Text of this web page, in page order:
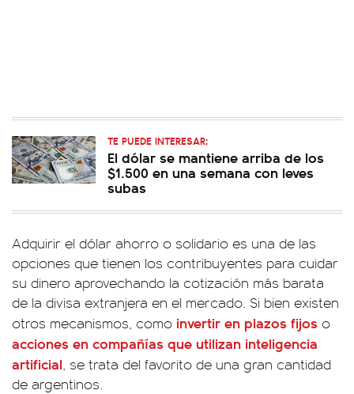
TE PUEDE INTERESAR:
El dólar se mantiene arriba de los
$1.500 en una semana con leves
subas
Adquirir el dólar ahorro o solidario es una de las
opciones que tienen los contribuyentes para cuidar
su dinero aprovechando la cotización más barata
de la divisa extranjera en el mercado. Si bien existen
otros mecanismos, como invertir en plazos fijos o
acciones en compañías que utilizan inteligencia
artificial, se trata del favorito de una gran cantidad
de argentinos.